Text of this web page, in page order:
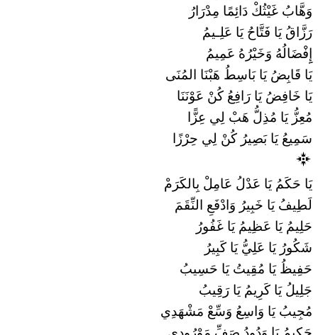
وَهَّابُ غَيْثُكْ دَائِمًا مِدْرَارُ
رَزَّاقُ يَا فَتَّاحُ يَا عَلِـيمُ
إِِفْضَالُهُ وَخَيْرُهُ عَمِيمُ
يَا قَابِضُ يَا بَاسِطُ هَبْنَا المُنَى
يَا خَافِضُ يَا رَافِعُ كُنْ عَوْنَنَا
مُعِزُّ يَا مُذِلُّ هَبْ لِي عِزًّا
سَمِيعُ يَا بَصِيرُ كُنْ لِي حِرْزًا
يَا حَكَمُ يَا عَدْلُ عَامِلْ بِالكَرَمْ
لَطِيفُ يَا خَبِيرُ وَادْفَعِ النِّقَمَ
حَلِيمُ يَا عَظِيمُ يَا غَفُورُ
شَكُورُ يَا عَلِيُّ يَا كَبِيرُ
حَفِيظُ يَا مُقِيتُ يَا حَسِيبُ
جَلِيلُ يَا كَرِيمُ يَا رَقِيبُ
مُجِيبُ يَا وَاسِعُ وَسِّعْ مَشْهَدِي